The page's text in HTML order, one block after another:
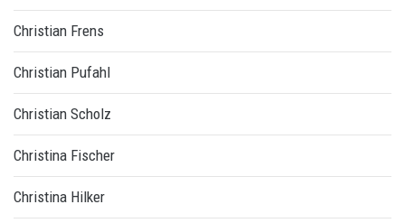
Christian Frens
Christian Pufahl
Christian Scholz
Christina Fischer
Christina Hilker